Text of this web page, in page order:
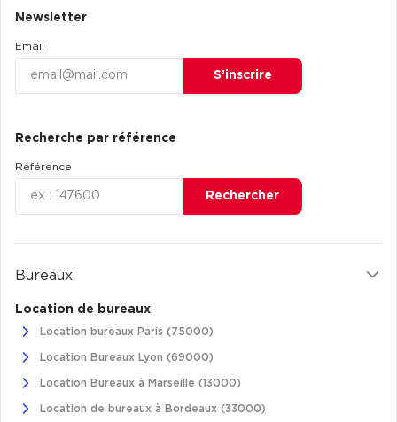
Newsletter
Email
S’inscrire
Recherche par référence
Référence
Rechercher
Bureaux
Location de bureaux
Location bureaux Paris (75000)
Location Bureaux Lyon (69000)
Location Bureaux à Marseille (13000)
Location de bureaux à Bordeaux (33000)